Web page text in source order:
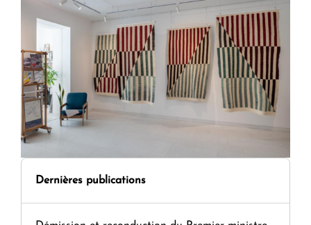
Dernières publications